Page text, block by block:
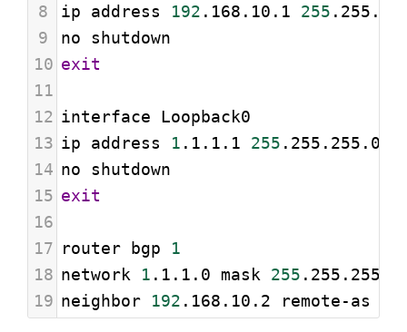
8
ip address 192 .168.10.1 255
9
no shutdown
10 exit
11
12 interface Loopback0
13 ip address 1 .1.1.1 255 .255.255.0
14 no shutdown
15 exit
16
17 router bgp 1
18 network 1 .1.1.0 mask 255 .255.255.0
19 neighbor 192 .168.10.2 remote-as